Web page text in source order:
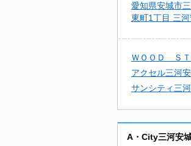
愛知県安城市
東町1丁目 三河
ＷＯＯＤ Ｓ
アクセル三河
サンシティ三
A・City三河安